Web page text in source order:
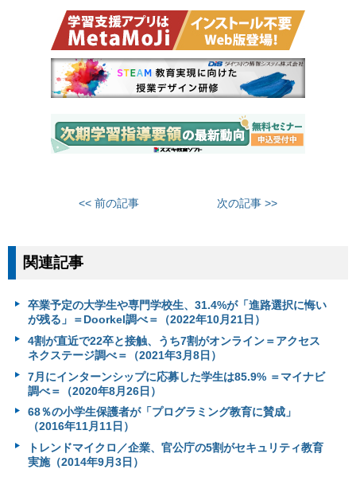
<< 前の記事 次の記事 >>
関連記事
卒業予定の大学生や専門学校生、31.4%が「進路選択に悔い
が残る」＝Doorkel調べ＝（2022年10月21日）
4割が直近で22卒と接触、うち7割がオンライン＝アクセス
ネクステージ調べ＝（2021年3月8日）
7月にインターンシップに応募した学生は85.9% ＝マイナビ
調べ＝（2020年8月26日）
68％の小学生保護者が「プログラミング教育に賛成」
（2016年11月11日）
トレンドマイクロ／企業、官公庁の5割がセキュリティ教育
実施（2014年9月3日）